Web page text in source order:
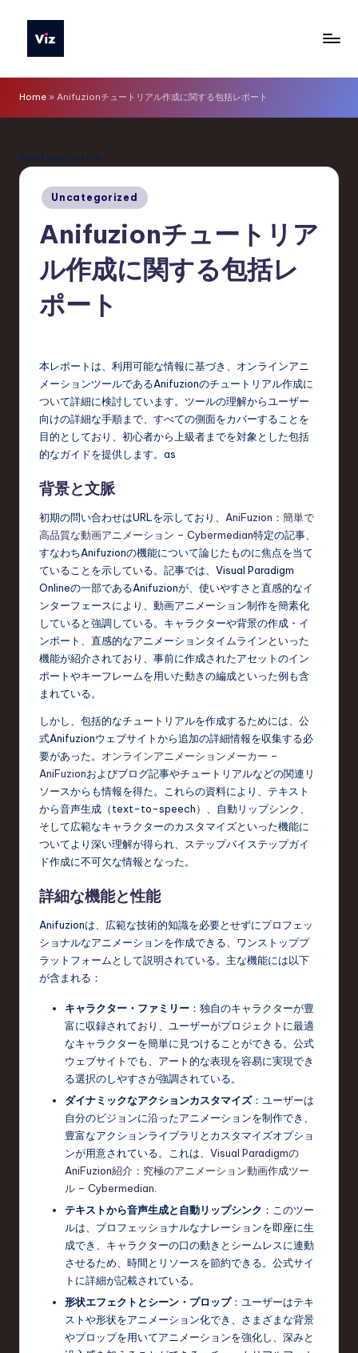
iz
T
o
ls
p
L
d
in
S
o
w
Home » Anifuzionチュートリアル作成に関する包括レポート
Read this post in:
Posted
in
Uncategorized
Anifuzionチュートリア
ル作成に関する包括レ
ポート
本レポートは、利用可能な情報に基づき、オンラインアニ
メーションツールであるAnifuzionのチュートリアル作成に
ついて詳細に検討しています。ツールの理解からユーザー
向けの詳細な手順まで、すべての側面をカバーすることを
目的としており、初心者から上級者までを対象とした包括
的なガイドを提供します。as
背景と文脈
初期の問い合わせはURLを示しており、 AniFuzion：簡単で
高品質な動画アニメーション – Cybermedian特定の記事、
すなわちAnifuzionの機能について論じたものに焦点を当て
ていることを示している。記事では、Visual Paradigm
Onlineの一部であるAnifuzionが、使いやすさと直感的なイ
ンターフェースにより、動画アニメーション制作を簡素化
していると強調している。キャラクターや背景の作成・イ
ンポート、直感的なアニメーションタイムラインといった
機能が紹介されており、事前に作成されたアセットのイン
ポートやキーフレームを用いた動きの編成といった例も含
まれている。
しかし、包括的なチュートリアルを作成するためには、公
式Anifuzionウェブサイトから追加の詳細情報を収集する必
要があった。 オンラインアニメーションメーカー –
AniFuzionおよびブログ記事やチュートリアルなどの関連リ
ソースからも情報を得た。これらの資料により、テキスト
から音声生成（text-to-speech）、自動リップシンク、
そして広範なキャラクターのカスタマイズといった機能に
ついてより深い理解が得られ、ステップバイステップガイ
ド作成に不可欠な情報となった。
詳細な機能と性能
Anifuzionは、広範な技術的知識を必要とせずにプロフェッ
ショナルなアニメーションを作成できる、ワンストッププ
ラットフォームとして説明されている。主な機能には以下
が含まれる：
キャラクター・ファミリー ：独自のキャラクターが豊
富に収録されており、ユーザーがプロジェクトに最適
なキャラクターを簡単に見つけることができる。公式
ウェブサイトでも、アート的な表現を容易に実現でき
る選択のしやすさが強調されている。
ダイナミックなアクションカスタマイズ：ユーザーは
自分のビジョンに沿ったアニメーションを制作でき、
豊富なアクションライブラリとカスタマイズオプショ
ンが用意されている。これは、 Visual Paradigmの
AniFuzion紹介：究極のアニメーション動画作成ツー
ル – Cybermedian.
テキストから音声生成と自動リップシンク ：このツー
ルは、プロフェッショナルなナレーションを即座に生
成でき、キャラクターの口の動きとシームレスに連動
させるため、時間とリソースを節約できる。公式サイ
トに詳細が記載されている。
形状エフェクトとシーン・プロップ：ユーザーはテキ
ストや形状をアニメーション化でき、さまざまな背景
やプロップを用いてアニメーションを強化し、深みと